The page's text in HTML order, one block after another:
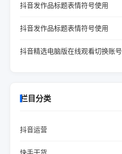
抖音发作品标题表情符号使用
抖音发作品标题表情符号使用
抖音精选电脑版在线观看切换账号
栏目分类
抖音运营